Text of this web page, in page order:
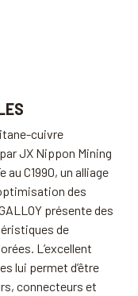
cuivre
JX Nippon Mining
au C1990, un alliage
des
présente des
de
L’excellent
lui permet d’être
connecteurs et